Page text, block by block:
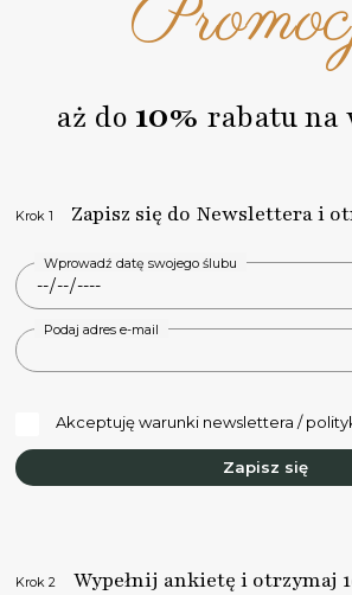
aż do 10% rabatu na
Krok 1 Zapisz się do Newslettera i
Wprowadź datę swojego ślubu
Podaj adres e-mail
Akceptuję warunki newslettera /
Zapisz się
Krok 2 Wypełnij ankietę i otrzymaj